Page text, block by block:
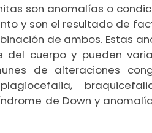
son anomalías o
y son el resultado de
de ambos. Estas
del cuerpo y pueden
de alteraciones
de Down y